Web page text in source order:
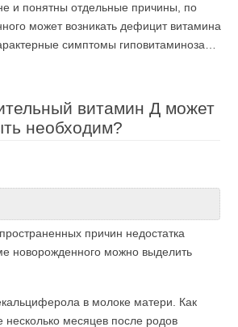
и понятны отдельные причины, по
может возникать дефицит витамина
симптомы гиповитаминоза…
витамин Д может
необходим?
причин недостатка
новорожденного можно выделить
в молоке матери. Как
несколько месяцев после родов